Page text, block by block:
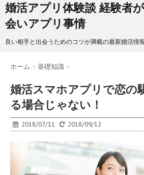
婚活アプリ体験談 経験者
会いアプリ事情
良い相手と出会うためのコツが満載の最新婚活情
ホーム > 基礎知識 >
婚活スマホアプリで恋の
る場合じゃない！
2018/07/11 2018/09/12